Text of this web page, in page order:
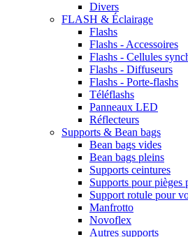
Divers
FLASH & Éclairage
Flashs
Flashs - Accessoires
Flashs - Cellules
Flashs - Diffuseurs
Flashs - Porte-flashs
Téléflashs
Panneaux LED
Réflecteurs
Supports & Bean bags
Bean bags vides
Bean bags pleins
Supports ceintures
Supports pour pièges
Support rotule pour
Manfrotto
Novoflex
Autres supports